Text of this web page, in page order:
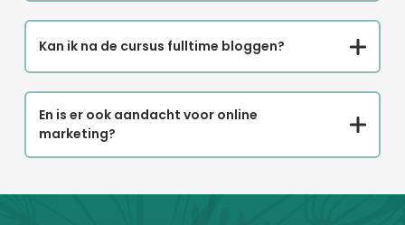
Kan ik na de cursus fulltime bloggen?
En is er ook aandacht voor online
marketing?